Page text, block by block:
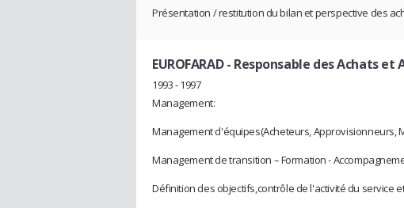
Présentation / restitution du bilan et perspective des
EUROFARAD- Responsable des Achats et
1993 - 1997
Management:
Management d'équipes(Acheteurs, Approvisionneurs,
Management de transition – Formation -
Définition des objectifs,contrôle de l'activité du service